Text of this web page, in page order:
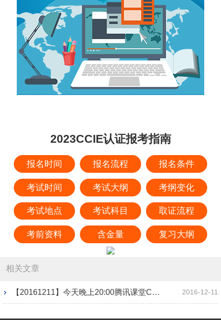
2023CCIE认证报考指南
报名时间 报名流程 报名条件
考试时间 考试大纲 考纲变化
考试地点 考试科目 取证流程
考前资料 含金量 复习大纲
相关文章
【20161211】今天晚上20:00腾讯课堂CCIE题库分享 2016-12-11